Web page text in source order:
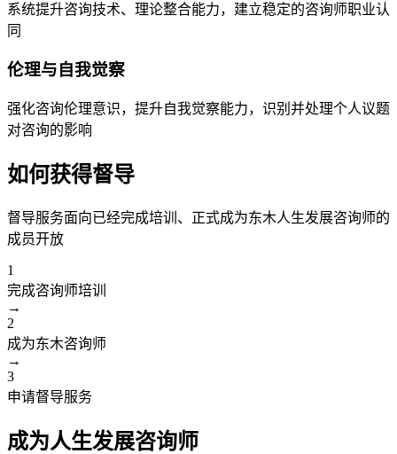
系统提升咨询技术、理论整合能力，建立稳定的咨询师职业认
同
伦理与自我觉察
强化咨询伦理意识，提升自我觉察能力，识别并处理个人议题
对咨询的影响
如何获得督导
督导服务面向已经完成培训、正式成为东木人生发展咨询师的
成员开放
1
完成咨询师培训
→
2
成为东木咨询师
→
3
申请督导服务
成为人生发展咨询师